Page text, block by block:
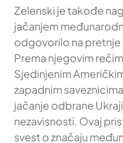
Zelenski je takođe
jačanjem
odgovorilo na pretnje
Prema njegovim
Sjedinjenim
zapadnim
jačanje odbrane
nezavisnosti. Ovaj
svest o značaju